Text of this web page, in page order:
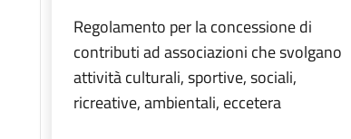
Regolamento per la concessione di
contributi ad associazioni che svolgano
attività culturali, sportive, sociali,
ricreative, ambientali, eccetera